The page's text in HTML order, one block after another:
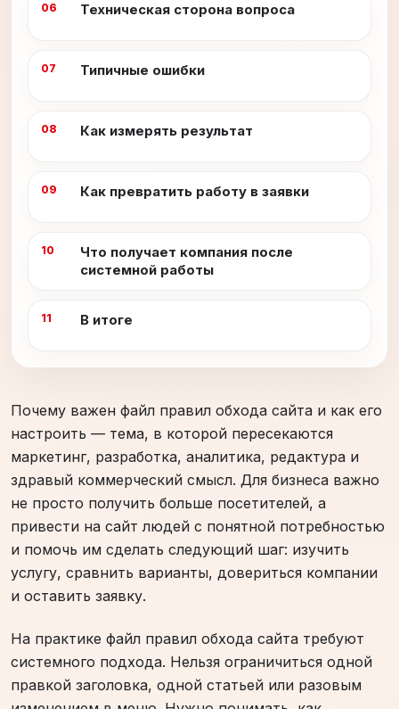
Техническая сторона вопроса
Типичные ошибки
Как измерять результат
Как превратить работу в заявки
Что получает компания после
системной работы
В итоге
Почему важен файл правил обхода сайта и как его
настроить — тема, в которой пересекаются
маркетинг, разработка, аналитика, редактура и
здравый коммерческий смысл. Для бизнеса важно
не просто получить больше посетителей, а
привести на сайт людей с понятной потребностью
и помочь им сделать следующий шаг: изучить
услугу, сравнить варианты, довериться компании
и оставить заявку.
На практике файл правил обхода сайта требуют
системного подхода. Нельзя ограничиться одной
правкой заголовка, одной статьей или разовым